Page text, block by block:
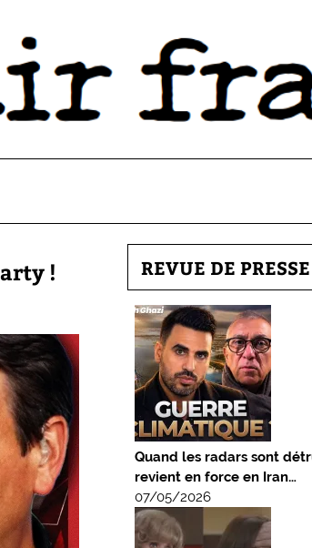
! REVUE DE PRESSE
Quand les radars sont
revient en force en Iran…
07/05/2026